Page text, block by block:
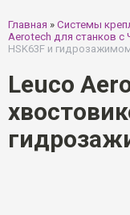
Главная » Системы
Aerotech для станков с
HSK63F и
Leuco